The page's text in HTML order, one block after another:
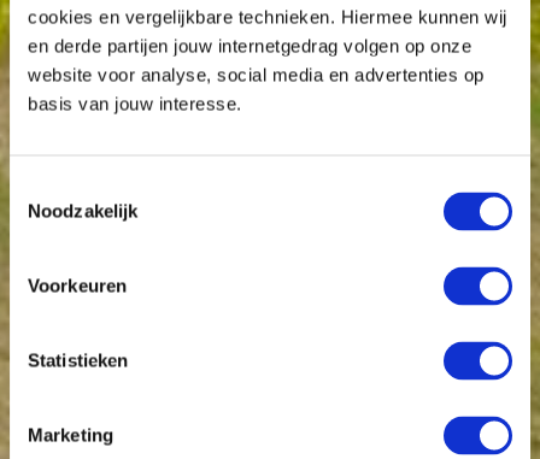
cookies en vergelijkbare technieken. Hiermee kunnen wij
en derde partijen jouw internetgedrag volgen op onze
website voor analyse, social media en advertenties op
basis van jouw interesse.
Noodzakelijk
Voorkeuren
Statistieken
Marketing